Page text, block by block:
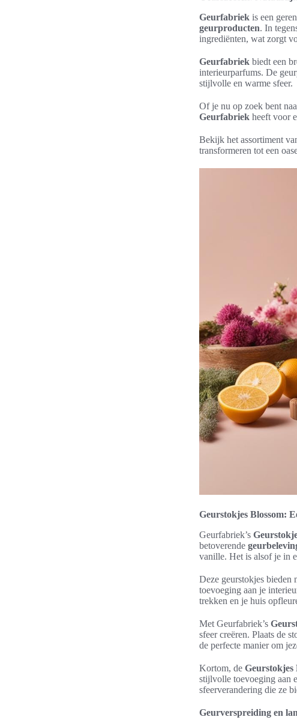
Geurfabriek is een
geurproducten. In
ingrediënten, wat zorgt
Geurfabriek biedt een
interieurparfums. De
stijlvolle en warme sfeer.
Of je nu op zoek bent
Geurfabriek heeft voor
Bekijk het assortiment
transformeren tot een
Geurstokjes Blossom:
Geurfabriek’s
betoverende
vanille. Het is alsof je in
Deze geurstokjes bieden
toevoeging aan je
trekken en je huis
Met Geurfabriek’s
sfeer creëren. Plaats de
de perfecte manier om
Kortom, de Geurstokjes
stijlvolle toevoeging aan
sfeerverandering die ze
Geurverspreiding en